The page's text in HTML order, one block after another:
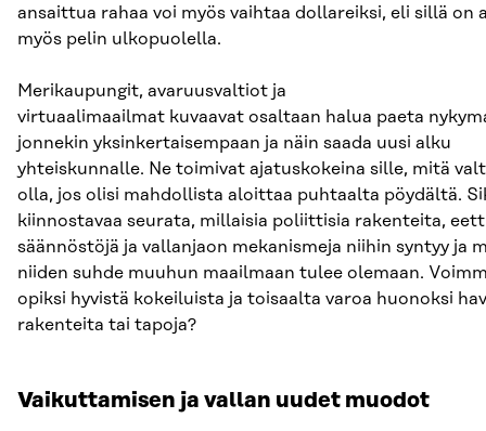
ansaittua rahaa voi myös vaihtaa dollareiksi, eli sillä on
myös pelin ulkopuolella.
Merikaupungit, avaruusvaltiot ja
virtuaalimaailmat kuvaavat osaltaan halua paeta
jonnekin yksinkertaisempaan ja näin saada uusi alku
yhteiskunnalle. Ne toimivat ajatuskokeina sille, mitä
olla, jos olisi mahdollista aloittaa puhtaalta pöydältä.
kiinnostavaa seurata, millaisia poliittisia rakenteita,
säännöstöjä ja vallanjaon mekanismeja niihin syntyy ja
niiden suhde muuhun maailmaan tulee olemaan.
opiksi hyvistä kokeiluista ja toisaalta varoa huonoksi
rakenteita tai tapoja?
Vaikuttamisen ja vallan uudet muodot